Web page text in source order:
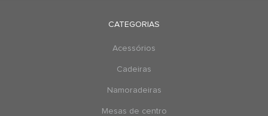
CATEGORIAS
Acessórios
Cadeiras
Namoradeiras
Mesas de centro